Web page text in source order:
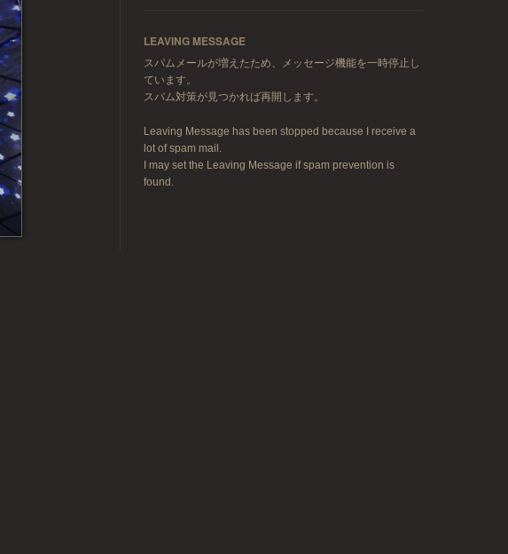
LEAVING MESSAGE
スパムメールが増えたため、メッセージ機能を一時停止し
ています。
スパム対策が見つかれば再開します。
Leaving Message has been stopped because I receive a
lot of spam mail.
I may set the Leaving Message if spam prevention is
found.